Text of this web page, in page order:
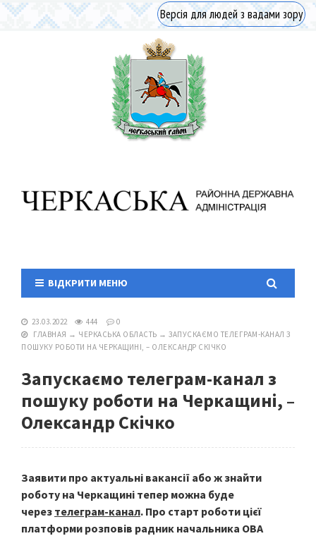
Версія для людей з вадами зору
ВІДКРИТИ МЕНЮ
23.03.2022 444
0
ГЛАВНАЯ → ЧЕРКАСЬКА ОБЛАСТЬ → ЗАПУСКАЄМО ТЕЛЕГРАМ-КАНАЛ З
ПОШУКУ РОБОТИ НА ЧЕРКАЩИНІ, – ОЛЕКСАНДР СКІЧКО
Запускаємо телеграм-канал з
пошуку роботи на Черкащині, –
Олександр Скічко
Заявити про актуальні вакансії або ж знайти
роботу на Черкащині тепер можна буде
через телеграм-канал. Про старт роботи цієї
платформи розповів радник начальника ОВА